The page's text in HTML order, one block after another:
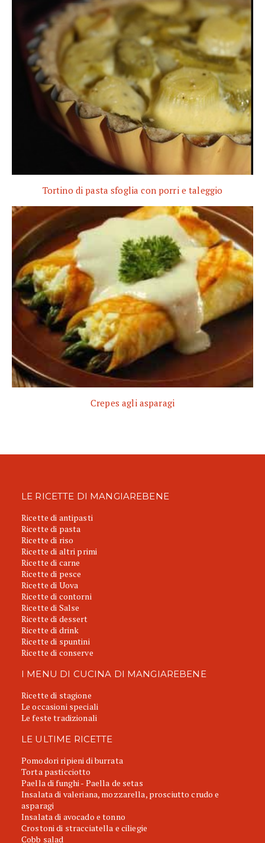
Tortino di pasta sfoglia con porri e taleggio
Crepes agli asparagi
LE RICETTE DI MANGIAREBENE
Ricette di antipasti
Ricette di pasta
Ricette di riso
Ricette di altri primi
Ricette di carne
Ricette di pesce
Ricette di Uova
Ricette di contorni
Ricette di Salse
Ricette di dessert
Ricette di drink
Ricette di spuntini
Ricette di conserve
I MENU DI CUCINA DI MANGIAREBENE
Ricette di stagione
Le occasioni speciali
Le feste tradizionali
LE ULTIME RICETTE
Pomodori ripieni di burrata
Torta pasticciotto
Paella di funghi - Paella de setas
Insalata di valeriana, mozzarella, prosciutto crudo e
asparagi
Insalata di avocado e tonno
Crostoni di stracciatella e ciliegie
Cobb salad